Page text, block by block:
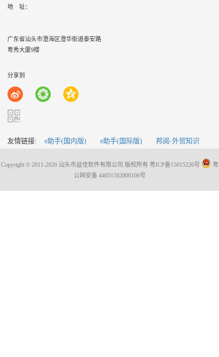
地    址：
广东省汕头市澄海区澄华街道泰安路
粤秀大厦9楼
分享到
友情链接: e助手(国内版) e助手(国际版) 邦阅-外贸知识
Copyright © 2011-2026 汕头市益佳软件有限公司 版权所有 粤ICP备15015226号
粤
公网安备 44051502000106号